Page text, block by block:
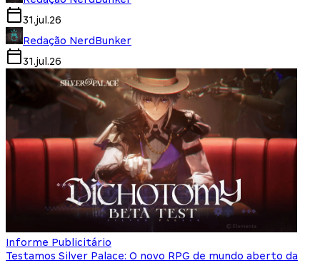
31.jul.26
Redação NerdBunker
31.jul.26
Informe Publicitário
Testamos Silver Palace: O novo RPG de mundo aberto da